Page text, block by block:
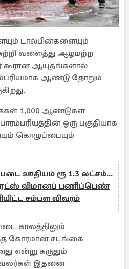
டால்பின்களையும்
வளைத்து ஆழமற்ற
கூரான ஆயுதங்களால்
ஆண்டு தோறும்
1,000 ஆண்டுகள்
ஒரு பகுதியாக
கொழுப்பையும்
ஊதியம் ரூ 1.3 லட்சம்...
விமானப் பணிப்பெண்
சம்பள விவரம்
காலத்திலும்
கோரமான சடங்கை
என்று கருதும்
இதனை